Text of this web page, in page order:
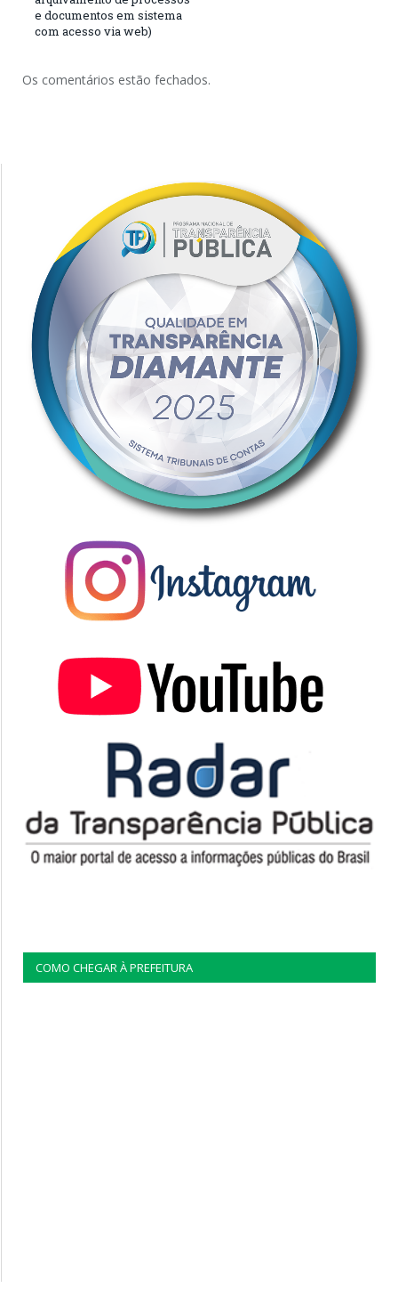
e documentos em sistema
com acesso via web)
Os comentários estão fechados.
COMO CHEGAR À PREFEITURA